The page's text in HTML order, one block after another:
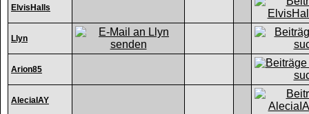
ElvisHalls
Llyn
Arion85
AleciaIAY